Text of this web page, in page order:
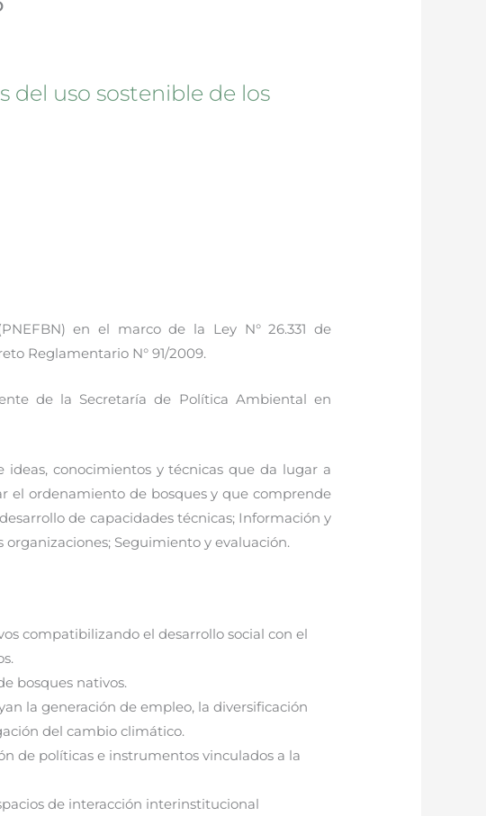
del uso sostenible de los
en el marco de la Ley N° 26.331 de
Reglamentario N° 91/2009.
de la Secretaría de Política Ambiental en
conocimientos y técnicas que da lugar a
el ordenamiento de bosques y que comprende
de capacidades técnicas; Información y
organizaciones; Seguimiento y evaluación.
compatibilizando el desarrollo social con el
bosques nativos.
la generación de empleo, la diversificación
del cambio climático.
de políticas e instrumentos vinculados a la
de interacción interinstitucional